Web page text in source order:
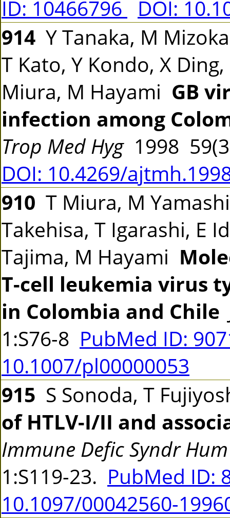
ID: 10466796
DOI:
914 Y Tanaka, M
T Kato, Y Kondo, X
Miura, M Hayami GB
infection among
Trop Med Hyg1998
DOI: 10.4269/
910 T Miura, M
Takehisa, T Igarashi, E
Tajima, M Hayami
T-cell leukemia virus
in Colombia and Chile
1:S76-8 PubMed ID:
10.1007/pl00000053
915 S Sonoda, T
of HTLV-I/II and
Immune Defic Syndr
1:S119-23. PubMed ID:
10.1097/00042560-